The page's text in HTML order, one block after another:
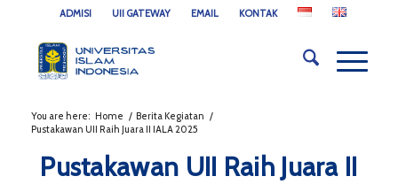
ADMISI UII GATEWAY EMAIL KONTAK
You are here: Home / Berita Kegiatan /
Pustakawan UII Raih Juara II IALA 2025
Pustakawan UII Raih Juara II